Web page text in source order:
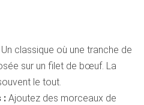
classique où une tranche de
sur un filet de bœuf. La
le tout.
:Ajoutez des morceaux de